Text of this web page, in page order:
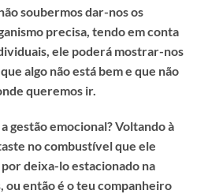
soubermos dar-nos os
precisa, tendo em conta
ele poderá mostrar-nos
algo não está bem e que não
queremos ir.
gestão emocional? Voltando à
no combustível que ele
deixa-lo estacionado na
ou então é o teu companheiro